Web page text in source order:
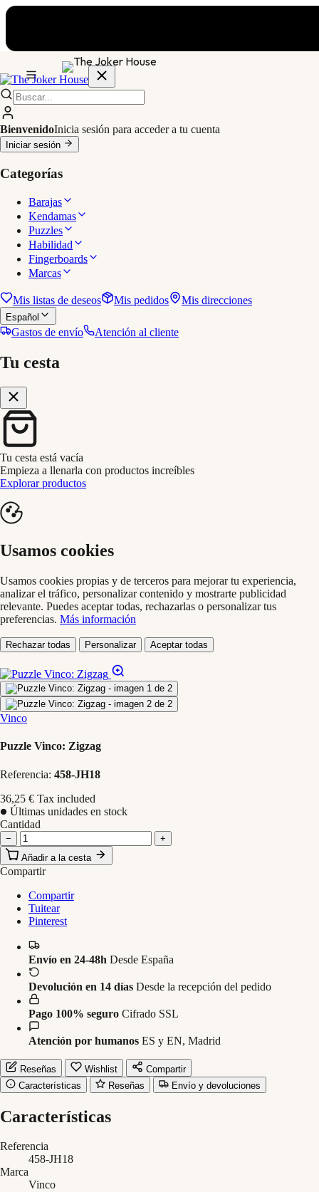
BienvenidoInicia sesión para acceder a tu cuenta
Iniciar sesión
Categorías
Barajas
Kendamas
Puzzles
Habilidad
Fingerboards
Marcas
Mis listas de deseos Mis pedidos Mis direcciones
Español
Gastos de envío Atención al cliente
Tu cesta
Tu cesta está vacía
Empieza a llenarla con productos increíbles
Explorar productos
Usamos cookies
Usamos cookies propias y de terceros para mejorar tu experiencia,
analizar el tráfico, personalizar contenido y mostrarte publicidad
relevante. Puedes aceptar todas, rechazarlas o personalizar tus
preferencias. Más información
Rechazar todas Personalizar Aceptar todas
Vinco
Puzzle Vinco: Zigzag
Referencia: 458-JH18
36,25 € Tax included
Últimas unidades en stock
Cantidad
−
+
Añadir a la cesta
Compartir
Compartir
Tuitear
Pinterest
Envío en 24-48h Desde España
Devolución en 14 días Desde la recepción del pedido
Pago 100% seguro Cifrado SSL
Atención por humanos ES y EN, Madrid
Reseñas Wishlist
Compartir
Características
Reseñas Envío y devoluciones
Características
Referencia
458-JH18
Marca
Vinco